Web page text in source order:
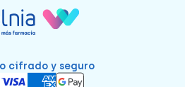
cifrado y seguro